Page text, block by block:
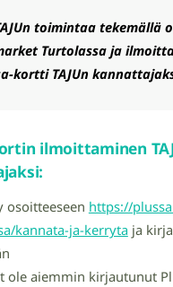
toimintaa tekemällä
Turtolassa ja
kortti TAJUn
ilmoittaminen
osoitteeseen https://
kannata-ja-kerryta ja
ole aiemmin kirjautunut